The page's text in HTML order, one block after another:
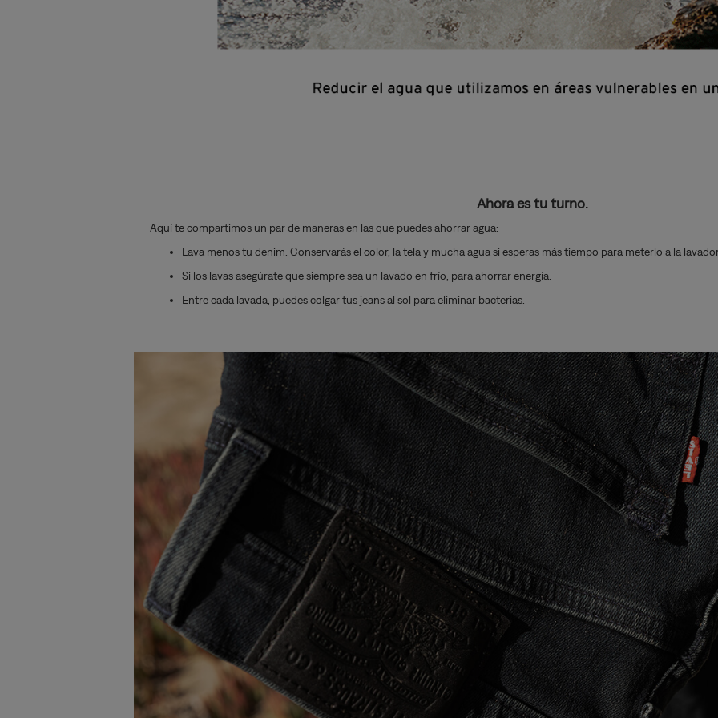
Ahora es tu turno.
Aquí te compartimos un par de maneras en las que puedes ahorrar agua:
Lava menos tu denim. Conservarás el color, la tela y mucha agua si esperas más tiempo para meterlo a la
Si los lavas asegúrate que siempre sea un lavado en frío, para ahorrar energía.
Entre cada lavada, puedes colgar tus jeans al sol para eliminar bacterias.